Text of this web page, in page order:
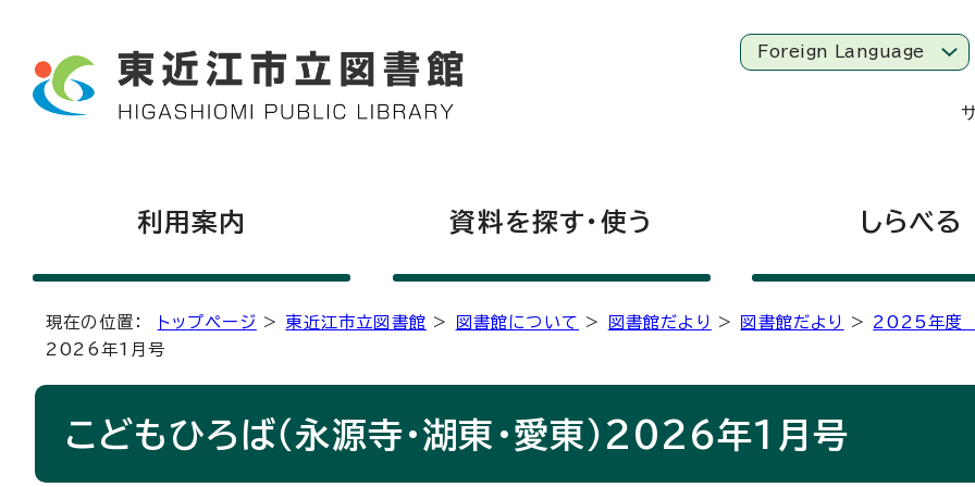
Foreign Language
利用案内 資料を探す・使う しらべる
現在の位置： トップページ > 東近江市立図書館 > 図書館について > 図書館だより > 図書館だより > 2025年度
2026年1月号
こどもひろば（永源寺・湖東・愛東）2026年1月号